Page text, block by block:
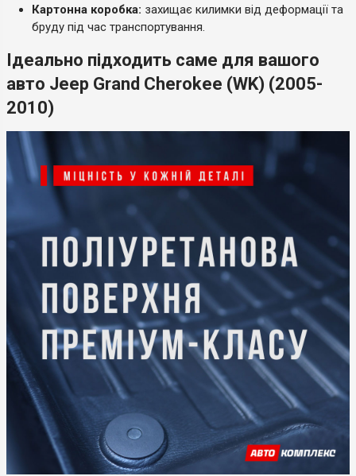
Картонна коробка: захищає килимки від деформації та
бруду під час транспортування.
Ідеально підходить саме для вашого
авто Jeep Grand Cherokee (WK) (2005-
2010)